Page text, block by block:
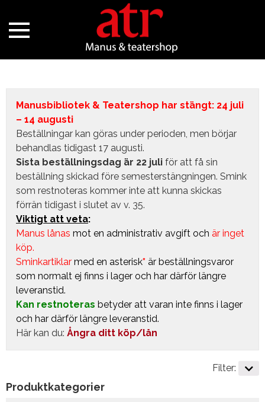
Manusbibliotek & Teatershop har stängt: 24 juli
– 14 augusti
Beställningar kan göras under perioden, men börjar
behandlas tidigast 17 augusti.
Sista beställningsdag är 22 juli för att få sin
beställning skickad före semesterstängningen. Smink
som restnoteras kommer inte att kunna skickas
förrän tidigast i slutet av v. 35.
Viktigt att veta:
Manus lånas mot en administrativ avgift och är inget
köp.
Sminkartiklar med en asterisk* är beställningsvaror
som normalt ej finns i lager och har därför längre
leveranstid.
Kan restnoteras betyder att varan inte finns i lager
och har därför längre leveranstid.
Här kan du: Ångra ditt köp/lån
Produktkategorier
Filter: